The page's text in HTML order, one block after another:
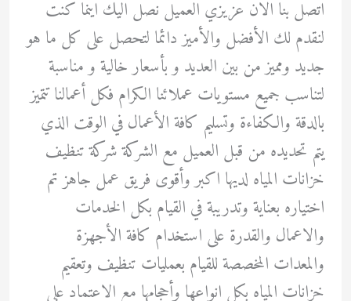
اتصل بنا الان عزيزي العميل نصل اليك اينما كنت
لنقدم لك الأفضل والأميز دائما لتحصل على كل ما هو
جديد ومميز من بين العديد و بأسعار خالية و مناسبة
لتناسب جميع مستويات عملائنا الكرام فكل أعمالنا تتميز
بالدقة والكفاءة وتسليم كافة الأعمال في الوقت الذي
يتم تحديده من قبل العميل مع الشركة شركة تنظيف
خزانات المياه لديها اكبر وأقوى فريق عمل جاهز تم
اختياره بعناية وتدريبة في القيام بكل الخدمات
والاعمال والقدرة على استخدام كافة الأجهزة
والمعدات المخصصة للقيام بعمليات تنظيف وتعقيم
خزانات المياه بكل انواعها وأحجامها مع الاعتماد على